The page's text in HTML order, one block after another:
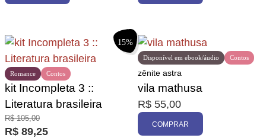
15%
Contos
Romance
kit Incompleta 3 ::
Literatura brasileira
R$105,00
R$ 89,25
Contos
Disponível em ebook/áudio
zênite astra
vila mathusa
R$ 55,00
COMPRAR